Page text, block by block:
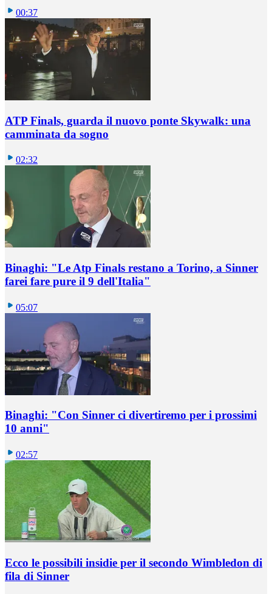
00:37
ATP Finals, guarda il nuovo ponte Skywalk: una
camminata da sogno
02:32
Binaghi: "Le Atp Finals restano a Torino, a Sinner
farei fare pure il 9 dell'Italia"
05:07
Binaghi: "Con Sinner ci divertiremo per i prossimi
10 anni"
02:57
Ecco le possibili insidie per il secondo Wimbledon di
fila di Sinner